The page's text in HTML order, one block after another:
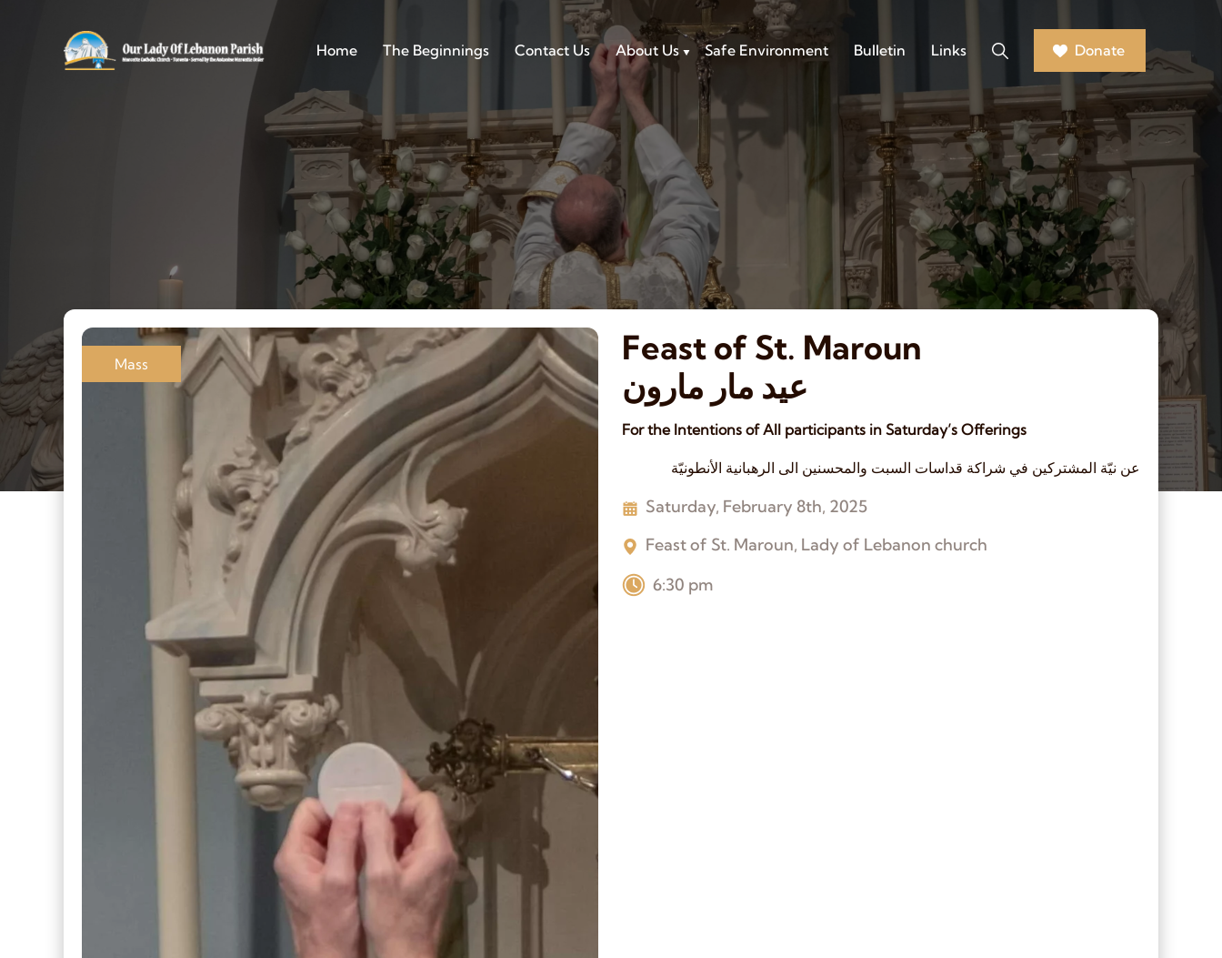
Home The Beginnings Contact Us About Us Safe Environment Bulletin Links Donate
Mass
Feast of St. Maroun
عيد مار مارون
For the Intentions of All participants in Saturday’s Offerings
عن نيّة المشتركين في شراكة قداسات السبت والمحسنين الى الرهبانية الأنطونيّة
Saturday, February 8th, 2025
Feast of St. Maroun, Lady of Lebanon church
6:30 pm